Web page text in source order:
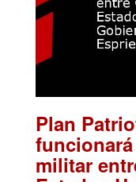
Plan
militar